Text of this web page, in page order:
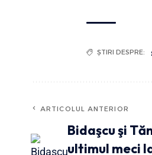
ȘTIRI DESPRE:
ARTICOLUL ANTERIOR
Bidaşcu şi
ultimul meci